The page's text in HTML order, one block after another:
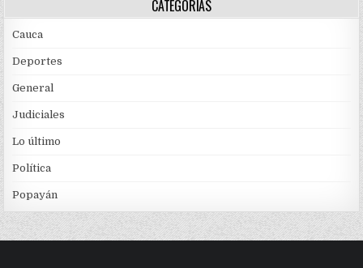
CATEGORÍAS
Cauca
Deportes
General
Judiciales
Lo último
Política
Popayán